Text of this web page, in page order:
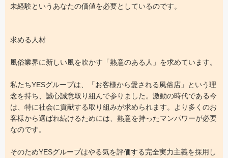
未経験というあなたの価値を必要としているのです。
求める人材
風俗業界に新しい風を吹かす「熱意のある人」を求めています。
私たちYESグループは、「お客様から愛される風俗店」という理
念を持ち、誠心誠意取り組んで参りました。激動の時代である今
は、特に社会に貢献する取り組みが求められます。より多くのお
客様から選ばれ続けるためには、熱意を持ったマンパワーが必要
なのです。
そのためYESグループはやる気を評価する完全実力主義を採用し